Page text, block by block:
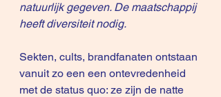
natuurlijk gegeven. De maatschappij
heeft diversiteit nodig.
Sekten, cults, brandfanaten ontstaan
vanuit zo een een ontevredenheid
met de status quo: ze zijn de natte